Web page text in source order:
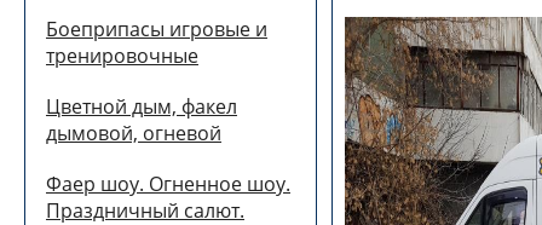
Боеприпасы игровые и
тренировочные
Цветной дым, факел
дымовой, огневой
Фаер шоу. Огненное шоу.
Праздничный салют.